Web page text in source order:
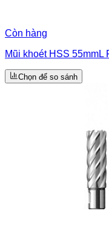
Còn hàng
Mũi khoét HSS 55mmL
Chọn để so sánh